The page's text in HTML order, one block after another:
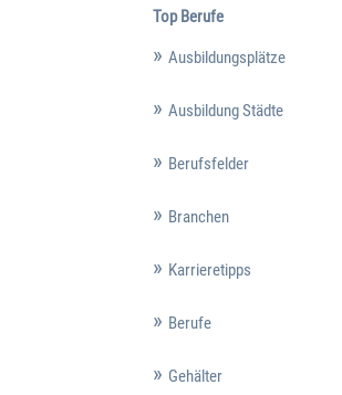
Top Berufe
Ausbildungsplätze
Ausbildung Städte
Berufsfelder
Branchen
Karrieretipps
Berufe
Gehälter